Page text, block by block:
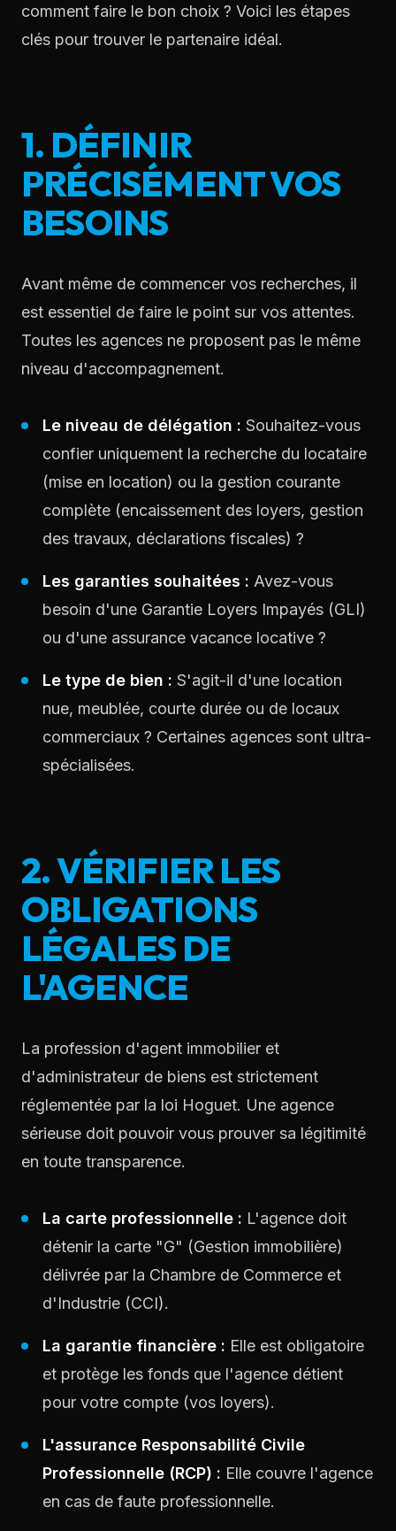
comment faire le bon choix ? Voici les étapes
clés pour trouver le partenaire idéal.
1. DÉFINIR
PRÉCISÉMENT VOS
BESOINS
Avant même de commencer vos recherches, il
est essentiel de faire le point sur vos attentes.
Toutes les agences ne proposent pas le même
niveau d'accompagnement.
Le niveau de délégation : Souhaitez-vous
confier uniquement la recherche du locataire
(mise en location) ou la gestion courante
complète (encaissement des loyers, gestion
des travaux, déclarations fiscales) ?
Les garanties souhaitées : Avez-vous
besoin d'une Garantie Loyers Impayés (GLI)
ou d'une assurance vacance locative ?
Le type de bien : S'agit-il d'une location
nue, meublée, courte durée ou de locaux
commerciaux ? Certaines agences sont ultra-
spécialisées.
2. VÉRIFIER LES
OBLIGATIONS
LÉGALES DE
L'AGENCE
La profession d'agent immobilier et
d'administrateur de biens est strictement
réglementée par la loi Hoguet. Une agence
sérieuse doit pouvoir vous prouver sa légitimité
en toute transparence.
La carte professionnelle : L'agence doit
détenir la carte "G" (Gestion immobilière)
délivrée par la Chambre de Commerce et
d'Industrie (CCI).
La garantie financière : Elle est obligatoire
et protège les fonds que l'agence détient
pour votre compte (vos loyers).
L'assurance Responsabilité Civile
Professionnelle (RCP) : Elle couvre l'agence
en cas de faute professionnelle.